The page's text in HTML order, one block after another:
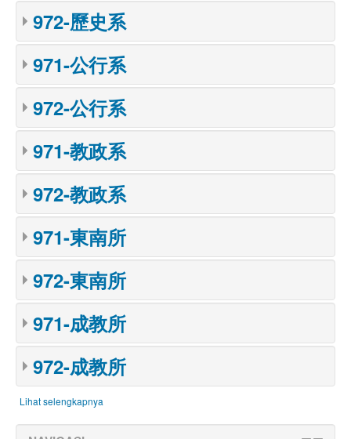
972-歷史系
971-公行系
972-公行系
971-教政系
972-教政系
971-東南所
972-東南所
971-成教所
972-成教所
Lihat selengkapnya